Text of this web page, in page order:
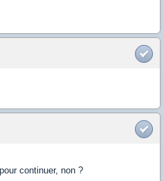
continuer, non ?